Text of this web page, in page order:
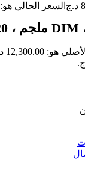
د.ج السعر الحالي هو: 8,800.00 د.ج.
هو: 12,300.00 د.ج.